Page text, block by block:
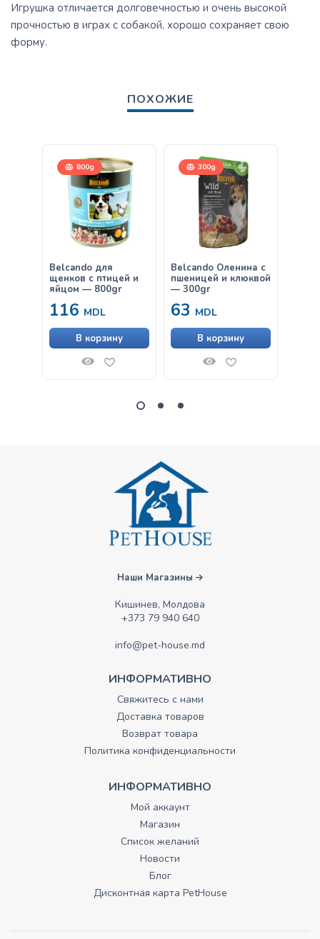
Игрушка отличается долговечностью и очень высокой
прочностью в играх с собакой, хорошо сохраняет свою
форму.
ПОХОЖИЕ
800g
Belcando для
щенков с птицей и
яйцом — 800gr
116 MDL
В корзину
300g
Belcando Оленина с
пшеницей и клюквой
— 300gr
63 MDL
В корзину
Наши Магазины
Кишинев, Молдова
+373 79 940 640
info@pet-house.md
ИНФОРМАТИВНО
Свяжитесь с нами
Доставка товаров
Возврат товара
Политика конфиденциальности
ИНФОРМАТИВНО
Мой аккаунт
Магазин
Список желаний
Новости
Блог
Дисконтная карта PetHouse